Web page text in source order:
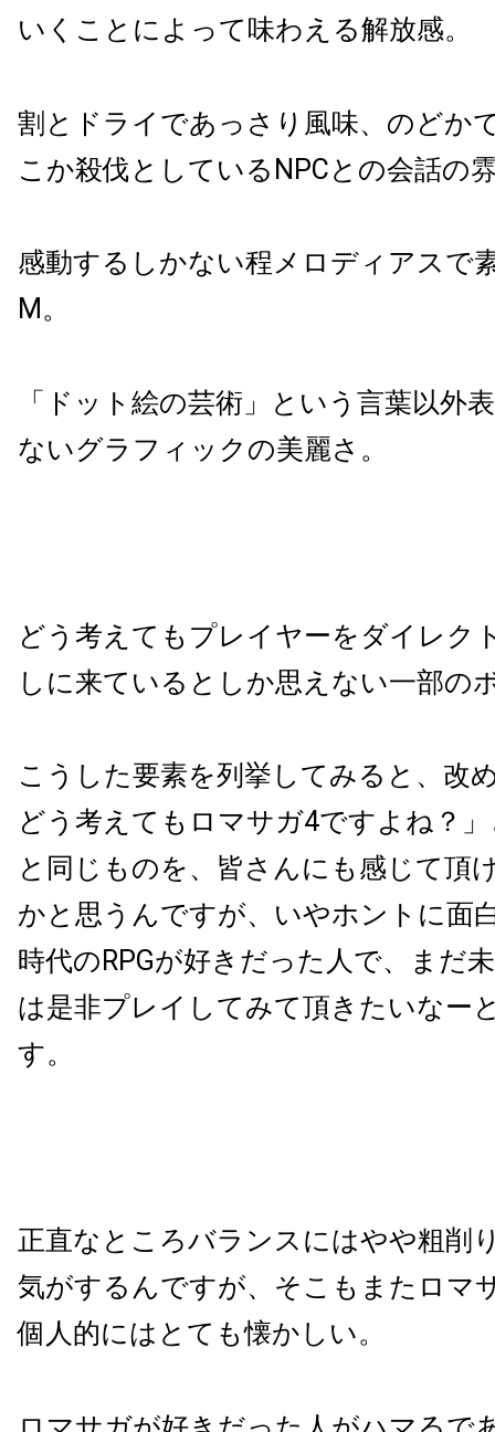
いくことによって味わえる解放感。
割とドライであっさり風味、のどか
こか殺伐としているNPCとの会話の
感動するしかない程メロディアスで
M。
「ドット絵の芸術」という言葉以外
ないグラフィックの美麗さ。
どう考えてもプレイヤーをダイレク
しに来ているとしか思えない一部の
こうした要素を列挙してみると、改
どう考えてもロマサガ4ですよね？
と同じものを、皆さんにも感じて頂
かと思うんですが、いやホントに面
時代のRPGが好きだった人で、まだ
は是非プレイしてみて頂きたいなー
す。
正直なところバランスにはやや粗削
気がするんですが、そこもまたロマ
個人的にはとても懐かしい。